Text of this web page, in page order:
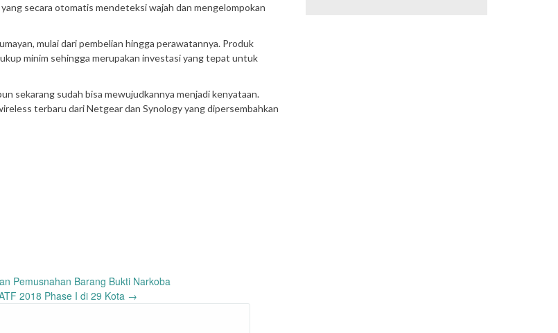
secara otomatis mendeteksi wajah dan mengelompokan
mulai dari pembelian hingga perawatannya. Produk
minim sehingga merupakan investasi yang tepat untuk
sekarang sudah bisa mewujudkannya menjadi kenyataan.
terbaru dari Netgear dan Synology yang dipersembahkan
Pemusnahan Barang Bukti Narkoba
2018 Phase I di 29 Kota →